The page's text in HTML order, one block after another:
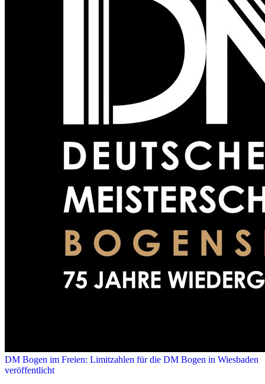
DM Bogen im Freien: Limitzahlen für die DM Bogen in Wiesbaden
veröffentlicht